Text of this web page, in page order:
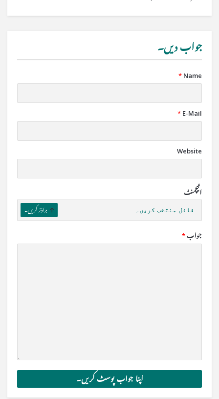
جواب دیں۔
Name
*
E-Mail
*
Website
اٹیچمنٹ
فائل منتخب کریں۔ براؤز کریں۔
جواب *